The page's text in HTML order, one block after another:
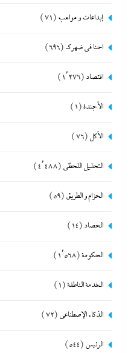
إبداعات و مواهب (71)
احنا في ضهرك (696)
اقتصاد (1٬276)
الأجندة(1)
الأكل (76)
التحليل اللحظي (4٬488)
الحزام و الطريق (59)
الحصاد (14)
الحكومة(1٬568)
الخدمة الناطقة(1)
الذكاء الإصطناعي (72)
الرئيس (544)